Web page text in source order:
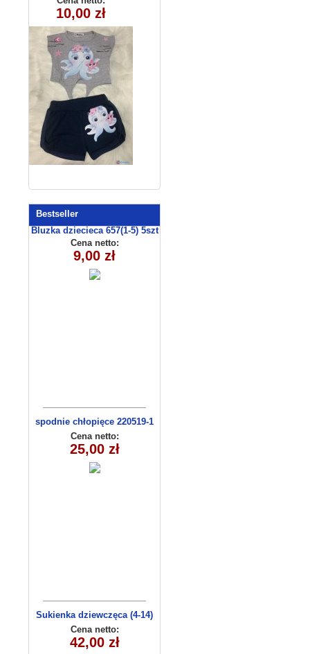
) 4szt
10,00 zł
Bestseller
Bluzka dziecieca 657(1-5) 5szt
Cena netto:
9,00 zł
spodnie chłopięce 220519-1
(1-6) 5szt
Cena netto:
25,00 zł
Sukienka dziewczęca (4-14)
C3009
Cena netto:
42,00 zł